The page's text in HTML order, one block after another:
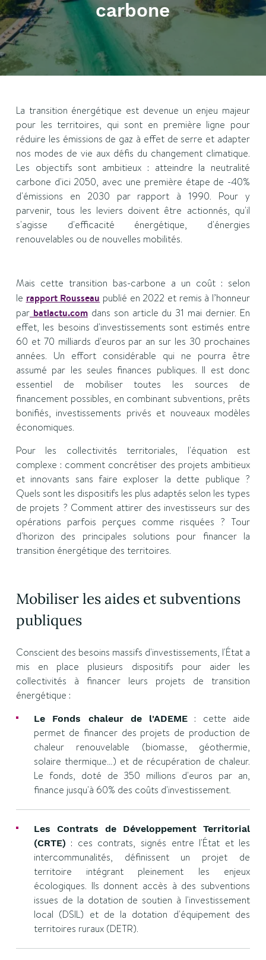
carbone
La transition énergétique est devenue un enjeu majeur
pour les territoires, qui sont en première ligne pour
réduire les émissions de gaz à effet de serre et adapter
nos modes de vie aux défis du changement climatique.
Les objectifs sont ambitieux : atteindre la neutralité
carbone d'ici 2050, avec une première étape de -40%
d'émissions en 2030 par rapport à 1990. Pour y
parvenir, tous les leviers doivent être actionnés, qu'il
s'agisse d'efficacité énergétique, d'énergies
renouvelables ou de nouvelles mobilités.
Mais cette transition bas-carbone a un coût : selon
le rapport Rousseau publié en 2022 et remis à l’honneur
parbatiactu.comdans son article du 31 mai dernier. En
effet, les besoins d'investissements sont estimés entre
60 et 70 milliards d'euros par an sur les 30 prochaines
années. Un effort considérable qui ne pourra être
assumé par les seules finances publiques. Il est donc
essentiel de mobiliser toutes les sources de
financement possibles, en combinant subventions, prêts
bonifiés, investissements privés et nouveaux modèles
économiques.
Pour les collectivités territoriales, l'équation est
complexe : comment concrétiser des projets ambitieux
et innovants sans faire exploser la dette publique ?
Quels sont les dispositifs les plus adaptés selon les types
de projets ? Comment attirer des investisseurs sur des
opérations parfois perçues comme risquées ? Tour
d'horizon des principales solutions pour financer la
transition énergétique des territoires.
Mobiliser les aides et subventions
publiques
Conscient des besoins massifs d'investissements, l'État a
mis en place plusieurs dispositifs pour aider les
collectivités à financer leurs projets de transition
énergétique :
Le Fonds chaleur de l'ADEME
: cette aide
permet de financer des projets de production de
chaleur renouvelable (biomasse, géothermie,
solaire thermique…) et de récupération de chaleur.
Le fonds, doté de 350 millions d'euros par an,
finance jusqu'à 60% des coûts d'investissement.
Les Contrats de Développement Territorial
(CRTE) : ces contrats, signés entre l'État et les
intercommunalités, définissent un projet de
territoire intégrant pleinement les enjeux
écologiques. Ils donnent accès à des subventions
issues de la dotation de soutien à l'investissement
local (DSIL) et de la dotation d'équipement des
territoires ruraux (DETR).